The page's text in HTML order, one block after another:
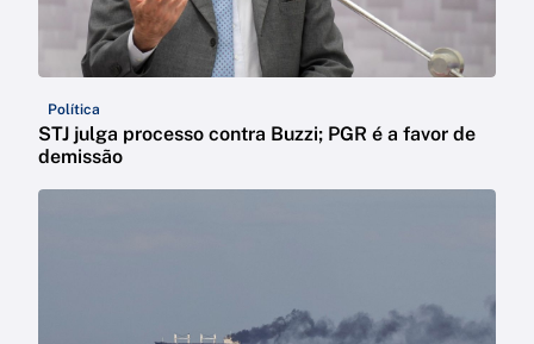
Política
STJ julga processo contra Buzzi; PGR é a favor de
demissão